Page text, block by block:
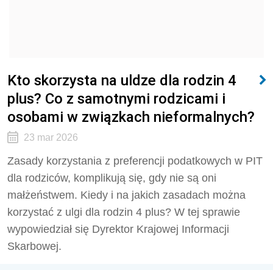
Kto skorzysta na uldze dla rodzin 4
plus? Co z samotnymi rodzicami i
osobami w związkach nieformalnych?
23 mar 2026
Zasady korzystania z preferencji podatkowych w PIT
dla rodziców, komplikują się, gdy nie są oni
małżeństwem. Kiedy i na jakich zasadach można
korzystać z ulgi dla rodzin 4 plus? W tej sprawie
wypowiedział się Dyrektor Krajowej Informacji
Skarbowej.